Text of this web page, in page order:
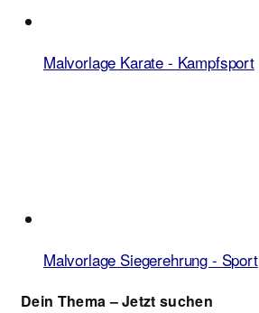
Malvorlage Karate - Kampfsport
Malvorlage Siegerehrung - Sport
Dein Thema – Jetzt suchen